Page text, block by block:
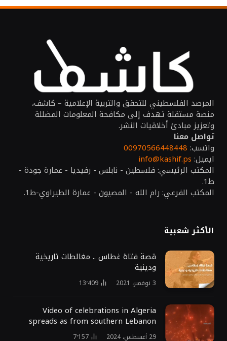
المرصد الفلسطيني للتحقق والتربية الإعلامية – كاشف،
منصة مستقلة تهدف إلى مكافحة المعلومات المضللة
وتعزيز مبادئ أخلاقيات النشر.
تواصل معنا
واتسب: 00970566448448
ايميل: info@kashif.ps
المكتب الرئيسي: فلسطين - نابلس - رفيديا - عمارة جودة -
ط1.
المكتب الفرعي: رام الله - المصيون - عمارة الطيراوي-ط1.
الأكثر شعبية
قصة فتاة غطاس .. مغالطات تاريخية
ودينية
3 نوفمبر، 2021 13٬409
Video of celebrations in Algeria
spreads as from southern Lebanon
29 أغسطس، 2024 7٬157